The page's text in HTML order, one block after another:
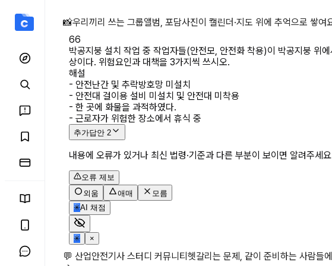
박공지붕 설치 작업 중 작업자들(안
📸우리끼리 쓰는 그룹앨범, 포담사진이 캘린더·지도 위에 추억으로 쌓여
66
박공지붕 설치 작업 중 작업자들(안전모, 안전화 착용)이 박공지붕 위
상이다. 위험요인과 대책을 3가지씩 쓰시오.
해설
- 안전난간 및 추락방호망 미설치
- 안전대 걸이용 설비 미설치 및 안전대 미착용
- 한 곳에 화물을 과적하였다.
- 근로자가 위험한 장소에서 휴식 중
추가답안 2
내용에 오류가 있거나 최신 법령·기준과 다른 부분이 보이면 알려주세
오류 제보
외움
애매
모름
✳AI 채점
✳ ×
💬 산업안전기사 스터디 커뮤니티헷갈리는 문제, 같이 준비하는 사람들